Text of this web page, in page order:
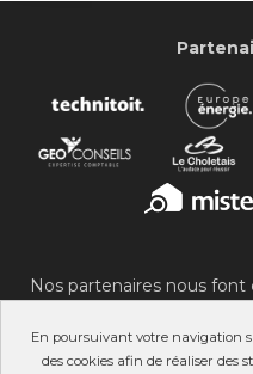
En poursuivant votre navigation
des cookies afin de réaliser des
Nos partenaires nous font